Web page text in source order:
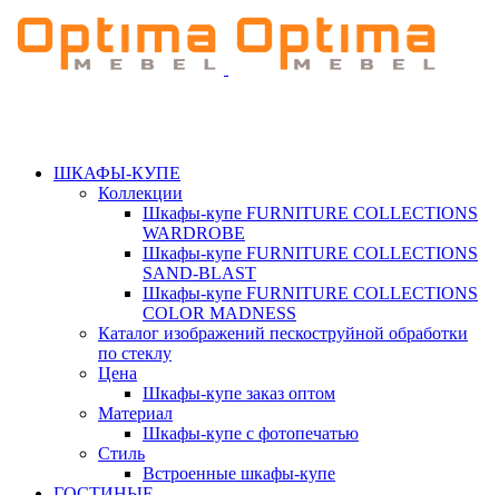
ШКАФЫ-КУПЕ
Коллекции
Шкафы-купе FURNITURE COLLECTIONS
WARDROBE
Шкафы-купе FURNITURE COLLECTIONS
SAND-BLAST
Шкафы-купе FURNITURE COLLECTIONS
COLOR MADNESS
Каталог изображений пескоструйной обработки
по стеклу
Цена
Шкафы-купе заказ оптом
Материал
Шкафы-купе с фотопечатью
Стиль
Встроенные шкафы-купе